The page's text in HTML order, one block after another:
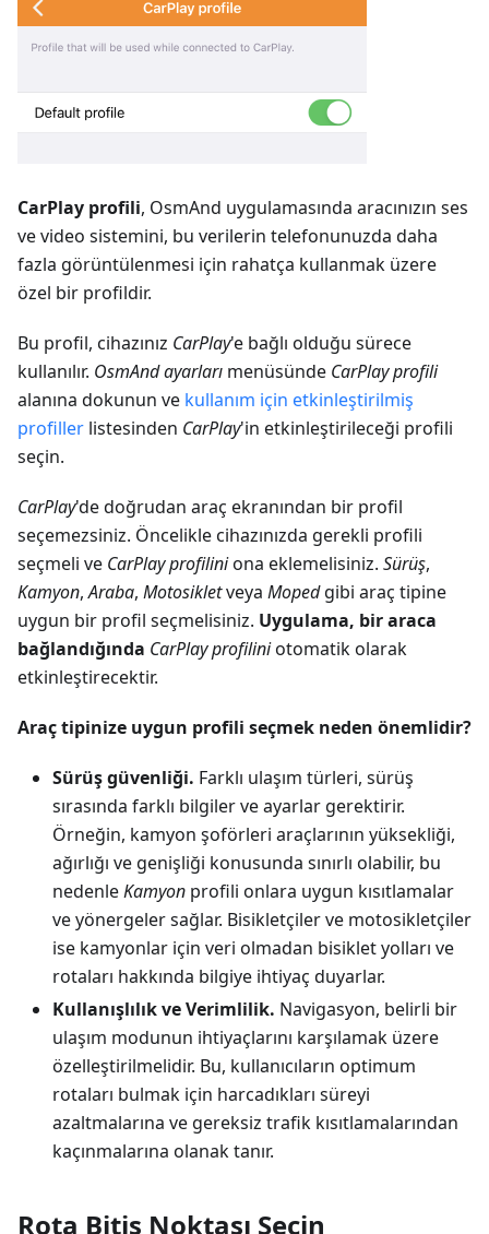
CarPlay profili, OsmAnd uygulamasında aracınızın ses
ve video sistemini, bu verilerin telefonunuzda daha
fazla görüntülenmesi için rahatça kullanmak üzere
özel bir profildir.
Bu profil, cihazınız CarPlay'e bağlı olduğu sürece
kullanılır. OsmAnd ayarları menüsünde CarPlay profili
alanına dokunun ve kullanım için etkinleştirilmiş
profiller listesinden CarPlay'in etkinleştirileceği profili
seçin.
CarPlay'de doğrudan araç ekranından bir profil
seçemezsiniz. Öncelikle cihazınızda gerekli profili
seçmeli ve CarPlay profiliniona eklemelisiniz. Sürüş,
Kamyon,Araba, Motosikletveya Mopedgibi araç tipine
uygun bir profil seçmelisiniz. Uygulama, bir araca
bağlandığında CarPlay profiliniotomatik olarak
etkinleştirecektir.
Araç tipinize uygun profili seçmek neden önemlidir?
Sürüş güvenliği. Farklı ulaşım türleri, sürüş
sırasında farklı bilgiler ve ayarlar gerektirir.
Örneğin, kamyon şoförleri araçlarının yüksekliği,
ağırlığı ve genişliği konusunda sınırlı olabilir, bu
nedenleKamyon profili onlara uygun kısıtlamalar
ve yönergeler sağlar. Bisikletçiler ve motosikletçiler
ise kamyonlar için veri olmadan bisiklet yolları ve
rotaları hakkında bilgiye ihtiyaç duyarlar.
Kullanışlılık ve Verimlilik. Navigasyon, belirli bir
ulaşım modunun ihtiyaçlarını karşılamak üzere
özelleştirilmelidir. Bu, kullanıcıların optimum
rotaları bulmak için harcadıkları süreyi
azaltmalarına ve gereksiz trafik kısıtlamalarından
kaçınmalarına olanak tanır.
Rota Bitiş Noktası Seçin